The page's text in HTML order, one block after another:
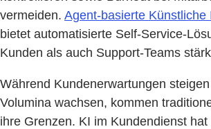
vermeiden. Agent-basierte Künstliche
bietet automatisierte Self-Service-
Kunden als auch Support-Teams
Während Kundenerwartungen
Volumina wachsen, kommen
ihre Grenzen. KI im Kundendienst